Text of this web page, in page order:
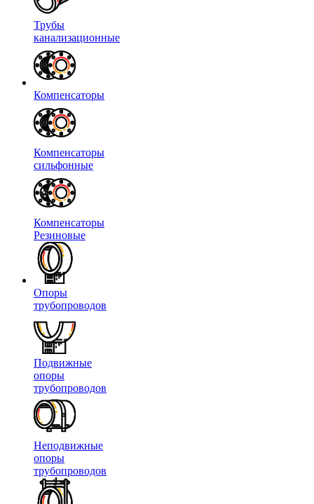
Трубы
канализационные
Компенсаторы
Компенсаторы
сильфонные
Компенсаторы
Резиновые
Опоры
трубопроводов
Подвижные
опоры
трубопроводов
Неподвижные
опоры
трубопроводов